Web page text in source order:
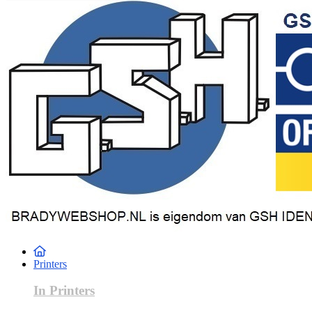
Printers
In Printers